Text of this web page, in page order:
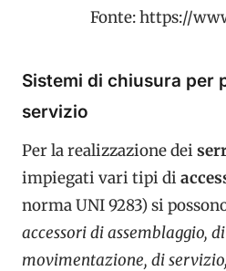
Fonte: https://
Sistemi di chiusura per
servizio
Per la realizzazione dei
impiegati vari tipi di
norma UNI 9283) si
accessori di assemblaggio,
movimentazione, di